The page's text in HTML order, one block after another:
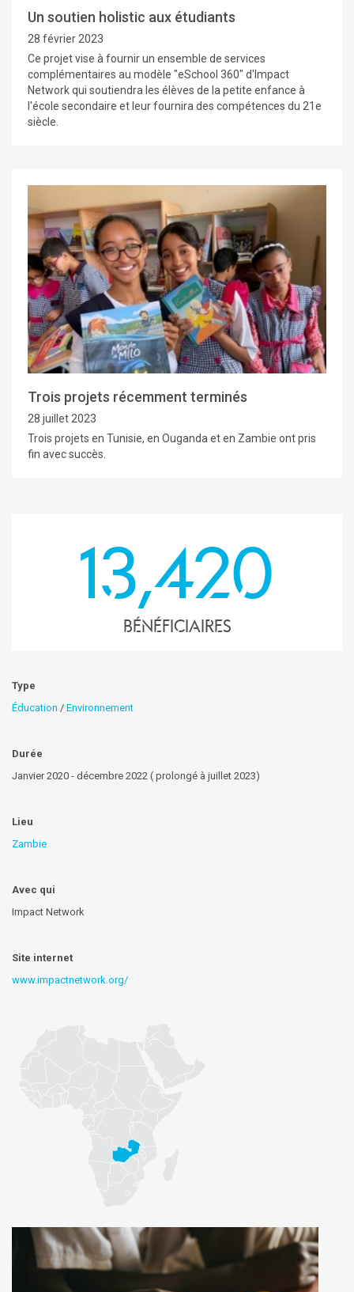
Un soutien holistic aux étudiants
28 février 2023
Ce projet vise à fournir un ensemble de services
complémentaires au modèle "eSchool 360" d'Impact
Network qui soutiendra les élèves de la petite enfance à
l'école secondaire et leur fournira des compétences du 21e
siècle.
Trois projets récemment terminés
28 juillet 2023
Trois projets en Tunisie, en Ouganda et en Zambie ont pris
fin avec succès.
13,420
Bénéficiaires
Type
Éducation / Environnement
Durée
Janvier 2020 - décembre 2022 ( prolongé à juillet 2023)
Lieu
Zambie
Avec qui
Impact Network
Site internet
www.impactnetwork.org/